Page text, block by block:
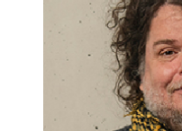
A través del
profundidad,